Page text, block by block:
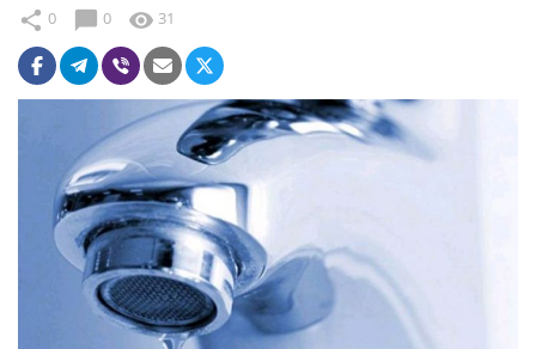
share 0 chat_bubble 0 visibility 31